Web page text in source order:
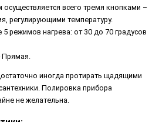
осуществляется всего тремя кнопками –
регулирующими температуру.
режимов нагрева: от 30 до 70 градусов
иногда протирать щадящими
Полировка прибора
не желательна.